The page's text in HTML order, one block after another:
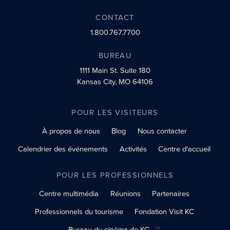
CONTACT
1.800.767.7700
BUREAU
1111 Main St.Suite 180
Kansas City, MO 64106
POUR LES VISITEURS
À propos de nous
Blog
Nous contacter
Calendrier des événements
Activités Centre d'accueil
POUR LES PROFESSIONNELS
Centre multimédia
Réunions
Partenaires
Professionnels du tourisme
Fondation Visit KC